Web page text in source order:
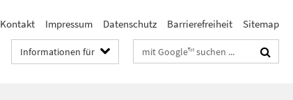
Kontakt Impressum Datenschutz Barrierefreiheit Sitemap
Informationen für Suchbegriffe